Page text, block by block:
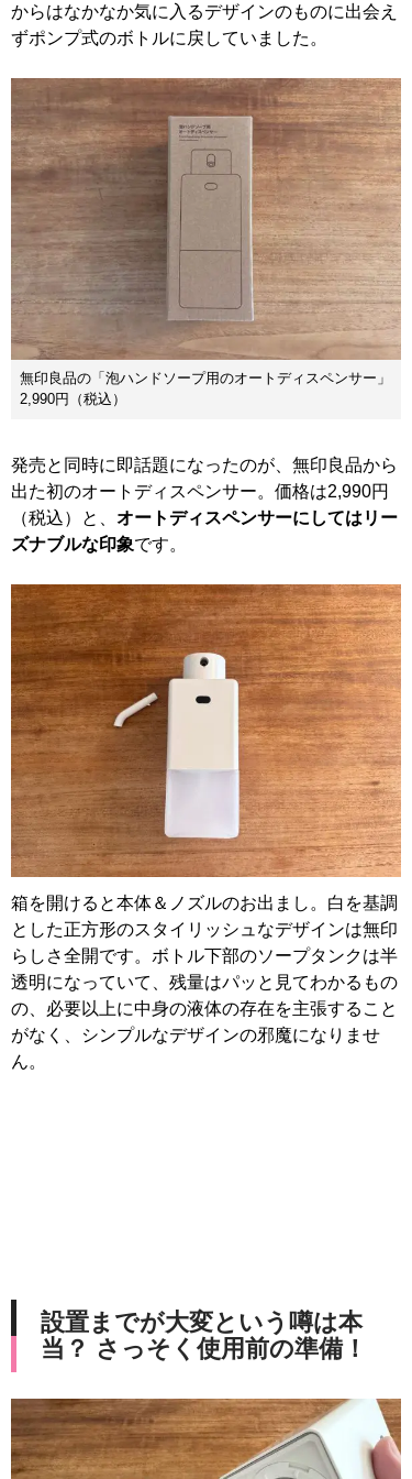
からはなかなか気に入るデザインのものに出会え
ずポンプ式のボトルに戻していました。
無印良品の「泡ハンドソープ用のオートディスペンサー」
2,990円（税込）
発売と同時に即話題になったのが、無印良品から
出た初のオートディスペンサー。価格は2,990円
（税込）と、 オートディスペンサーにしてはリー
ズナブルな印象です。
箱を開けると本体＆ノズルのお出まし。白を基調
とした正方形のスタイリッシュなデザインは無印
らしさ全開です。ボトル下部のソープタンクは半
透明になっていて、残量はパッと見てわかるもの
の、必要以上に中身の液体の存在を主張すること
がなく、シンプルなデザインの邪魔になりませ
ん。
設置までが大変という噂は本
当？ さっそく使用前の準備！